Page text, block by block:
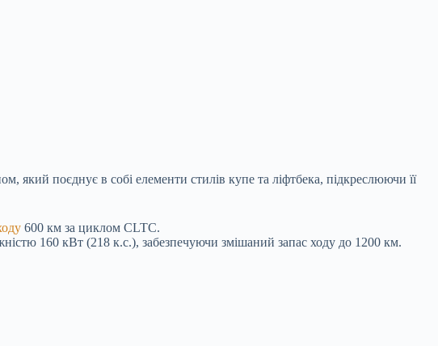
який поєднує в собі елементи стилів купе та ліфтбека, підкреслюючи її
600 км за циклом CLTC.
160 кВт (218 к.с.), забезпечуючи змішаний запас ходу до 1200 км.